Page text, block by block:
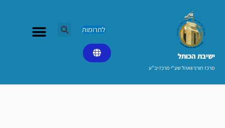
ישיבת הכותל​
מרכז תורני וואהל שע"י מרכז יב"ע
לתרומות